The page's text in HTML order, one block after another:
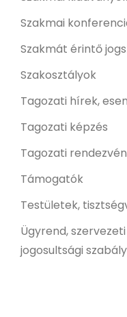
Szakmai
Szakmát érintő
Szakosztályok
Tagozati hírek,
Tagozati képzés
Tagozati
Támogatók
Testületek,
Ügyrend,
jogosultsági